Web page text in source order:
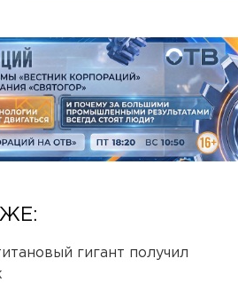
гигант получил